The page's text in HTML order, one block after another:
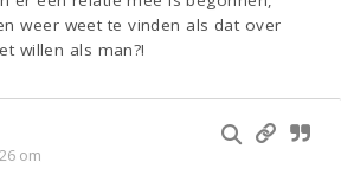
weer weet te vinden als dat over
willen als man?!
om